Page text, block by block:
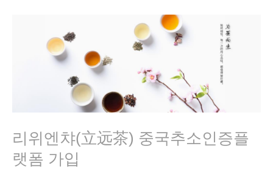
리위엔챠(立远茶) 중국추소인증플
랫폼 가입